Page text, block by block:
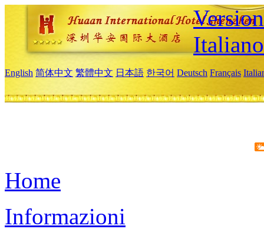
Italiano
English 简体中文 繁體中文 日本語 한국어 Deutsch Français
Home
Informazioni